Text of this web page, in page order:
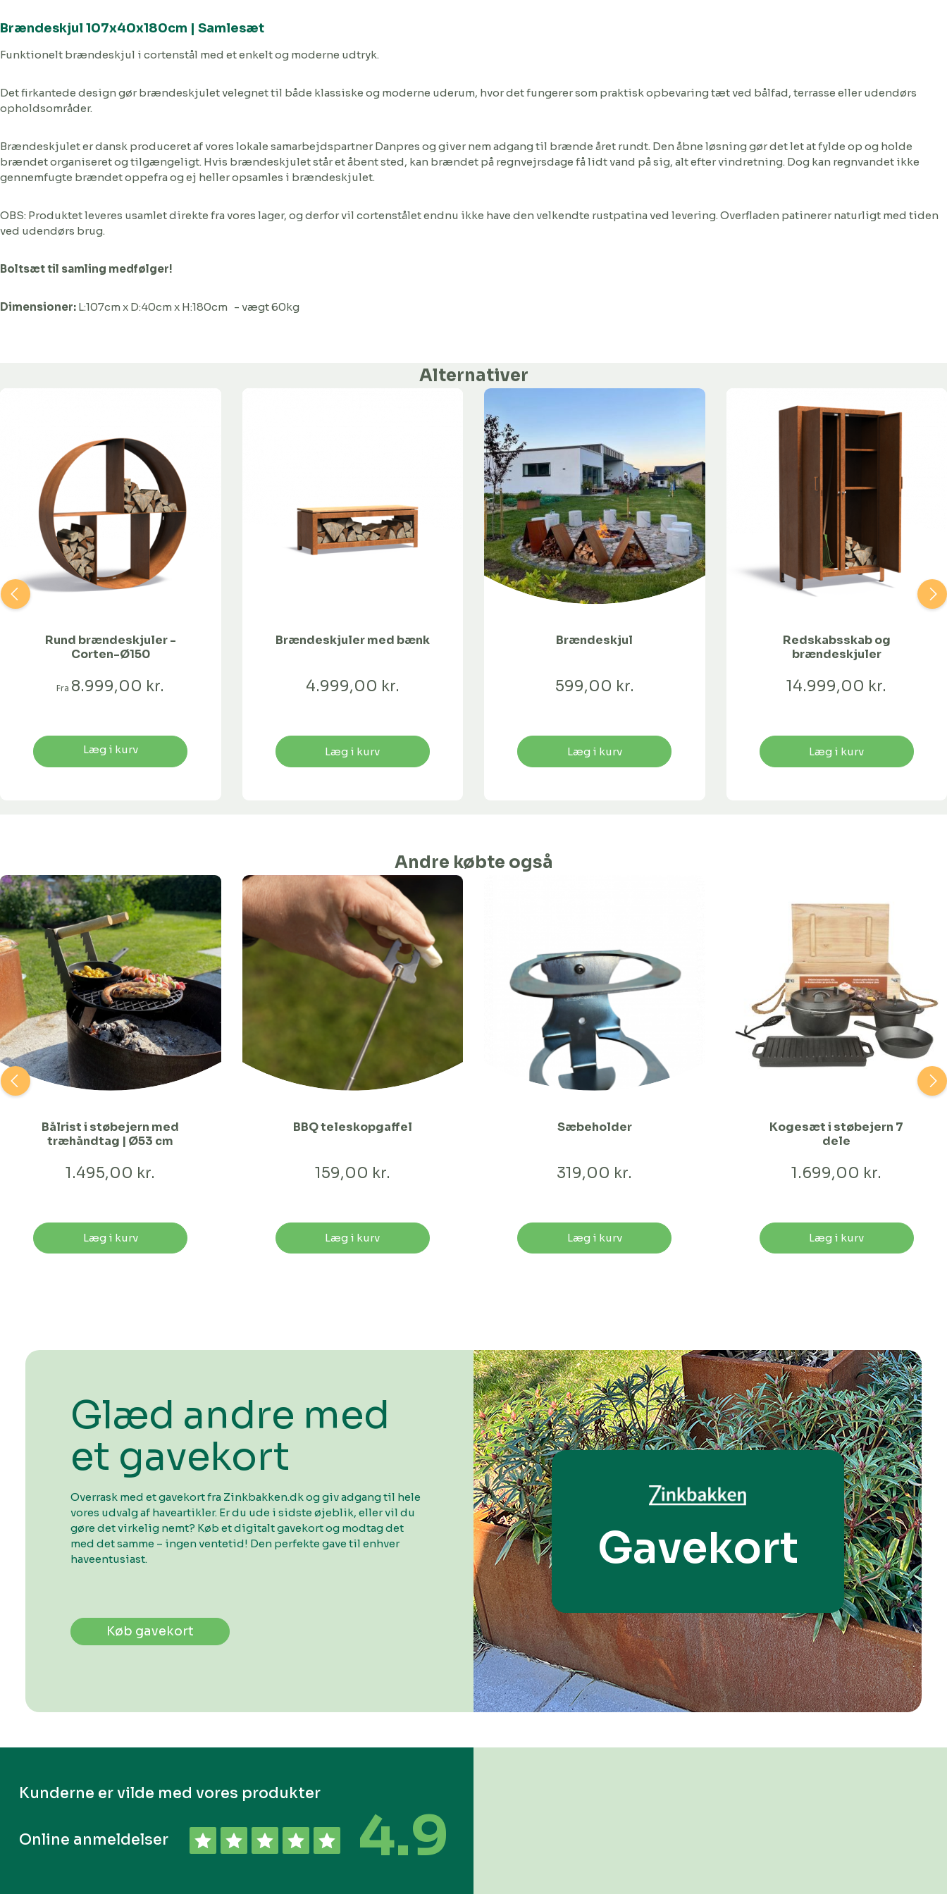
Brændeskjul 107x40x180cm | Samlesæt
Funktionelt brændeskjul i cortenstål med et enkelt og moderne udtryk.
Det firkantede design gør brændeskjulet velegnet til både klassiske og moderne uderum, hvor det fungerer som praktisk opbevaring tæt ved bålfad, terrasse eller udendørs
opholdsområder.
Brændeskjulet er dansk produceret af vores lokale samarbejdspartner Danpres og giver nem adgang til brænde året rundt. Den åbne løsning gør det let at fylde op og holde
brændet organiseret og tilgængeligt. Hvis brændeskjulet står et åbent sted, kan brændet på regnvejrsdage få lidt vand på sig, alt efter vindretning. Dog kan regnvandet ikke
gennemfugte brændet oppefra og ej heller opsamles i brændeskjulet.
OBS: Produktet leveres usamlet direkte fra vores lager, og derfor vil cortenstålet endnu ikke have den velkendte rustpatina ved levering. Overfladen patinerer naturligt med tiden
ved udendørs brug.
Boltsæt til samling medfølger!
Dimensioner: L:107cm x D:40cm x H:180cm - vægt 60kg
Alternativer
Rund brændeskjuler -
Corten-Ø150
Fra 8.999,00 kr.
Læg i kurv
Brændeskjuler med bænk
4.999,00 kr.
Læg i kurv
Brændeskjul
599,00 kr.
Læg i kurv
Redskabsskab og
brændeskjuler
14.999,00 kr.
Læg i kurv
Andre købte også
Bålrist i støbejern med
træhåndtag | Ø53 cm
1.495,00 kr.
Læg i kurv
BBQ teleskopgaffel
159,00 kr.
Læg i kurv
Sæbeholder
319,00 kr.
Læg i kurv
Kogesæt i støbejern 7
dele
1.699,00 kr.
Læg i kurv
Glæd andre med
et gavekort
Overrask med et gavekort fra Zinkbakken.dk og giv adgang til hele
vores udvalg af haveartikler. Er du ude i sidste øjeblik, eller vil du
gøre det virkelig nemt? Køb et digitalt gavekort og modtag det
med det samme – ingen ventetid! Den perfekte gave til enhver
haveentusiast.
Køb gavekort
Gavekort
Kunderne er vilde med vores produkter
Online anmeldelser 4.9